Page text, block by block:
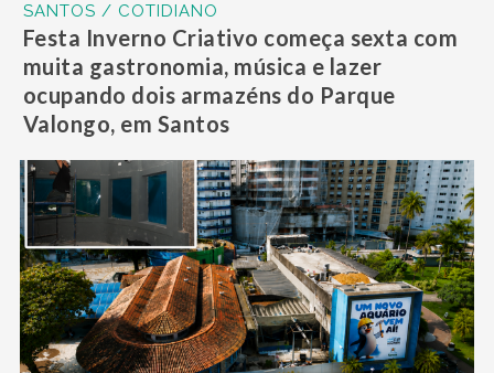
SANTOS / COTIDIANO
Festa Inverno Criativo começa sexta com
muita gastronomia, música e lazer
ocupando dois armazéns do Parque
Valongo, em Santos